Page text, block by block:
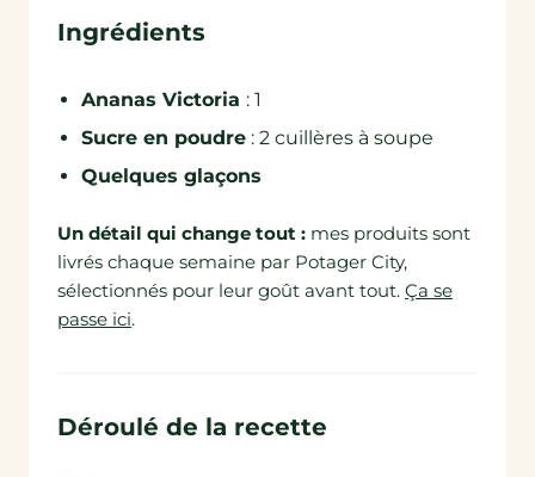
Ingrédients
Ananas Victoria : 1
Sucre en poudre : 2 cuillères à soupe
Quelques glaçons
Un détail qui change tout : mes produits sont
livrés chaque semaine par Potager City,
sélectionnés pour leur goût avant tout. Ça se
passe ici.
Déroulé de la recette